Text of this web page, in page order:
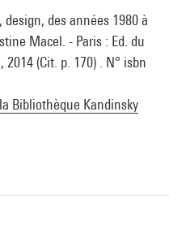
des années 1980 à
Macel. - Paris : Ed. du
2014 (Cit. p. 170) . N° isbn
Bibliothèque Kandinsky